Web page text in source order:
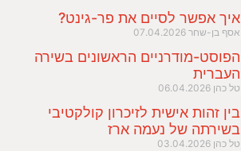
איך אפשר לסיים את פר-גינט?
אסף בן-שחר 07.04.2026
הפוסט-מודרניים הראשונים בשירה
העברית
טל כהן 06.04.2026
בין זהות אישית לזיכרון קולקטיבי
בשירתה של נעמה ארז
טל כהן 03.04.2026